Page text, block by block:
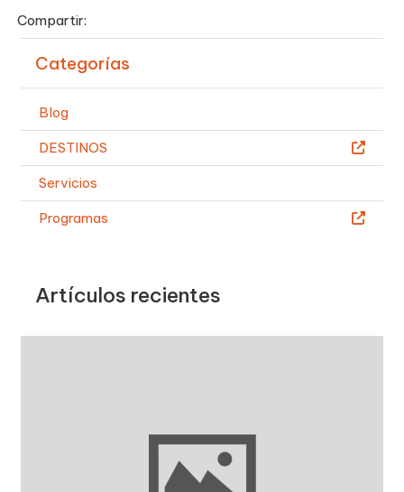
Compartir:
Categorías
Blog
DESTINOS
Servicios
Programas
Artículos recientes